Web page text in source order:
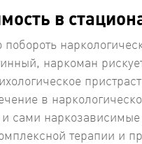
в
побороть
наркоман
в
сами
терапии и